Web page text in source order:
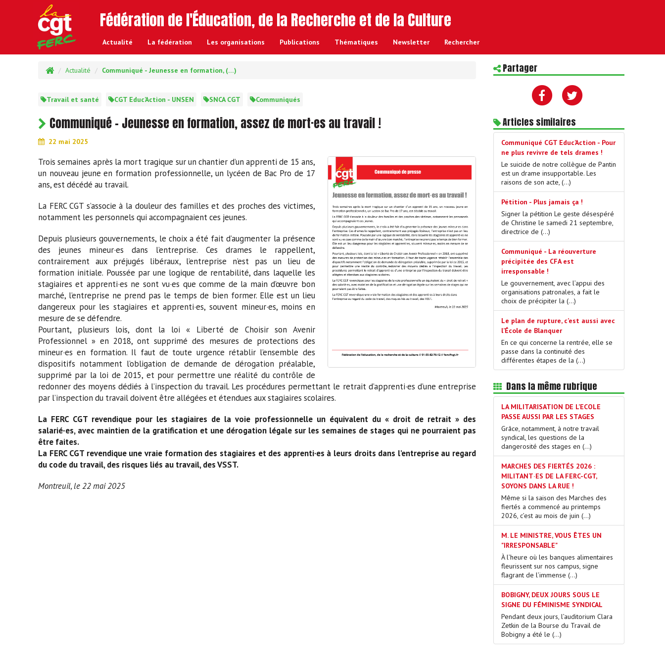
Fédération de l'Éducation, de la Recherche et de la Culture
Actualité La fédération Les organisations Publications Thématiques Newsletter Rechercher
Actualité Communiqué - Jeunesse en formation, (…)
Travail et santé CGT Educ’Action - UNSEN SNCA CGT Communiqués
Communiqué - Jeunesse en formation, assez de mort·es au travail !
22 mai 2025
Trois semaines après la mort tragique sur un chantier d’un apprenti de 15 ans,
un nouveau jeune en formation professionnelle, un lycéen de Bac Pro de 17
ans, est décédé au travail.
La FERC CGT s’associe à la douleur des familles et des proches des victimes,
notamment les personnels qui accompagnaient ces jeunes.
Depuis plusieurs gouvernements, le choix a été fait d’augmenter la présence
des jeunes mineur·es dans l’entreprise. Ces drames le rappellent,
contrairement aux préjugés libéraux, l’entreprise n’est pas un lieu de
formation initiale. Poussée par une logique de rentabilité, dans laquelle les
stagiaires et apprenti·es ne sont vu·es que comme de la main d’œuvre bon
marché, l’entreprise ne prend pas le temps de bien former. Elle est un lieu
dangereux pour les stagiaires et apprenti·es, souvent mineur·es, moins en
mesure de se défendre.
Pourtant, plusieurs lois, dont la loi « Liberté de Choisir son Avenir
Professionnel » en 2018, ont supprimé des mesures de protections des
mineur·es en formation. Il faut de toute urgence rétablir l’ensemble des
dispositifs notamment l’obligation de demande de dérogation préalable,
supprimé par la loi de 2015, et pour permettre une réalité du contrôle de
redonner des moyens dédiés à l’inspection du travail. Les procédures permettant le retrait d’apprenti·es d’une entreprise
par l’inspection du travail doivent être allégées et étendues aux stagiaires scolaires.
La FERC CGT revendique pour les stagiaires de la voie professionnelle un équivalent du « droit de retrait » des
salarié∙es, avec maintien de la gratification et une dérogation légale sur les semaines de stages qui ne pourraient pas
être faites.
La FERC CGT revendique une vraie formation des stagiaires et des apprenti·es à leurs droits dans l’entreprise au regard
du code du travail, des risques liés au travail, des VSST.
Montreuil, le 22 mai 2025
Partager
Articles similaires
Communiqué CGT Educ’Action - Pour
ne plus revivre de tels drames !
Le suicide de notre collègue de Pantin
est un drame insupportable. Les
raisons de son acte, (…)
Pétition - Plus jamais ça !
Signer la pétition Le geste désespéré
de Christine le samedi 21 septembre,
directrice de (…)
Communiqué - La réouverture
précipitée des CFA est
irresponsable !
Le gouvernement, avec l’appui des
organisations patronales, a fait le
choix de précipiter la (…)
Le plan de rupture, c’est aussi avec
l’École de Blanquer
En ce qui concerne la rentrée, elle se
passe dans la continuité des
différentes étapes de la (…)
Dans la même rubrique
LA MILITARISATION DE L’ECOLE
PASSE AUSSI PAR LES STAGES
Grâce, notamment, à notre travail
syndical, les questions de la
dangerosité des stages en (…)
MARCHES DES FIERTÉS 2026 :
MILITANT·ES DE LA FERC-CGT,
SOYONS DANS LA RUE !
Même si la saison des Marches des
fiertés a commencé au printemps
2026, c’est au mois de juin (…)
M. LE MINISTRE, VOUS ÊTES UN
"IRRESPONSABLE"
À l’heure où les banques alimentaires
fleurissent sur nos campus, signe
flagrant de l’immense (…)
BOBIGNY, DEUX JOURS SOUS LE
SIGNE DU FÉMINISME SYNDICAL
Pendant deux jours, l’auditorium Clara
Zetkin de la Bourse du Travail de
Bobigny a été le (…)